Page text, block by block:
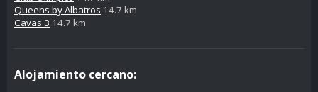
Queens by Albatros 14.7 km
Cavas 3 14.7 km
Alojamiento cercano: